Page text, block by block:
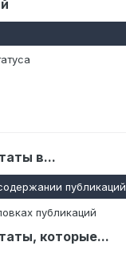
в...
публикаций
публикаций
которые...